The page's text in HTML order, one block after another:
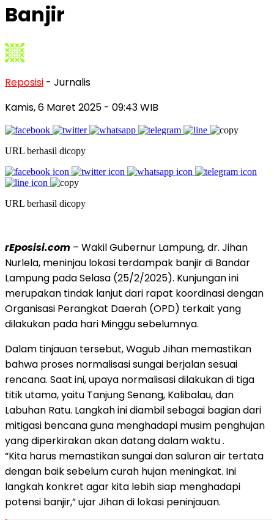
Banjir
Reposisi - Jurnalis
Kamis, 6 Maret 2025 - 09:43 WIB
URL berhasil dicopy
URL berhasil dicopy
rEposisi.com – Wakil Gubernur Lampung, dr. Jihan
Nurlela, meninjau lokasi terdampak banjir di Bandar
Lampung pada Selasa (25/2/2025). Kunjungan ini
merupakan tindak lanjut dari rapat koordinasi dengan
Organisasi Perangkat Daerah (OPD) terkait yang
dilakukan pada hari Minggu sebelumnya.
Dalam tinjauan tersebut, Wagub Jihan memastikan
bahwa proses normalisasi sungai berjalan sesuai
rencana. Saat ini, upaya normalisasi dilakukan di tiga
titik utama, yaitu Tanjung Senang, Kalibalau, dan
Labuhan Ratu. Langkah ini diambil sebagai bagian dari
mitigasi bencana guna menghadapi musim penghujan
yang diperkirakan akan datang dalam waktu .
“Kita harus memastikan sungai dan saluran air tertata
dengan baik sebelum curah hujan meningkat. Ini
langkah konkret agar kita lebih siap menghadapi
potensi banjir,” ujar Jihan di lokasi peninjauan.